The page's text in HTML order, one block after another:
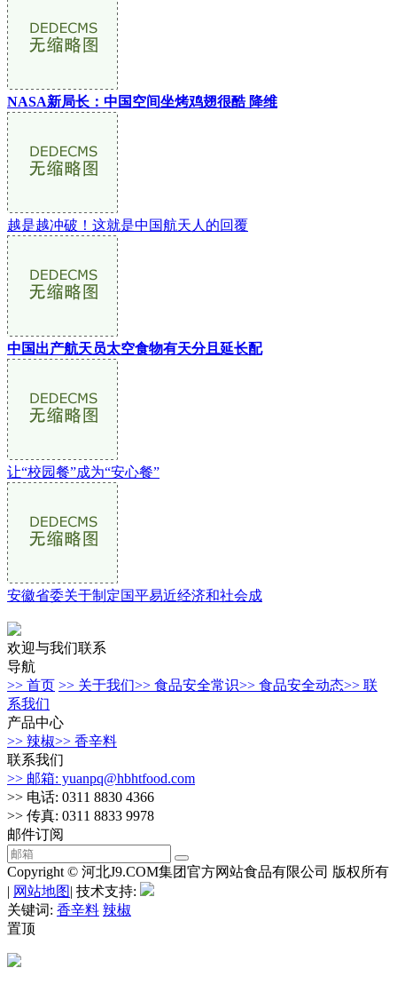
NASA新局长：中国空间坐烤鸡翅很酷 降维
越是越冲破！这就是中国航天人的回覆
中国出产航天员太空食物有天分且延长配
让“校园餐”成为“安心餐”
安徽省委关于制定国平易近经济和社会成
欢迎与我们联系
导航
>> 首页 >> 关于我们>> 食品安全常识>> 食品安全动态>> 联
系我们
产品中心
>> 辣椒>> 香辛料
联系我们
>> 邮箱: yuanpq@hbhtfood.com
>> 电话: 0311 8830 4366
>> 传真: 0311 8833 9978
邮件订阅
Copyright © 河北J9.COM集团官方网站食品有限公司 版权所有
| 网站地图| 技术支持:
关键词: 香辛料 辣椒
置顶